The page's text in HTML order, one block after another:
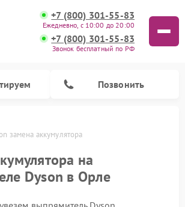
+7 (800) 301-55-83
Ежедневно, с 10:00 до 20:00
+7 (800) 301-55-83
Звонок бесплатный по РФ
Позвонить
замена аккумулятора
на
Dyson в Орле